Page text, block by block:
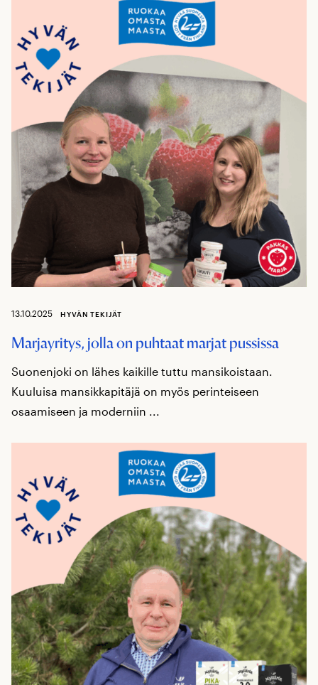
13.10.2025 HYVÄN TEKIJÄT
Marjayritys, jolla on puhtaat marjat pussissa
Suonenjoki on lähes kaikille tuttu mansikoistaan.
Kuuluisa mansikkapitäjä on myös perinteiseen
osaamiseen ja moderniin ...